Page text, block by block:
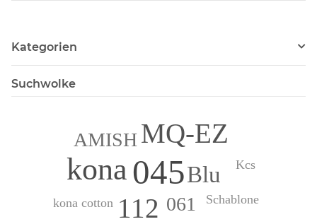
Kategorien
Suchwolke
045
kona
MQ-EZ
112
Blu
AMISH
061
Kcs
Schablone
kona cotton